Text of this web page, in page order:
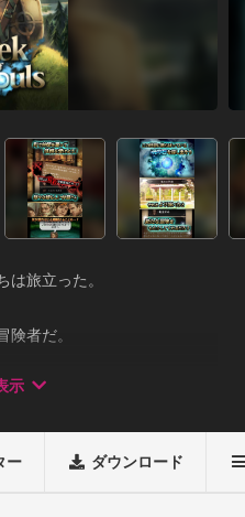
は旅立った。
険者だ。
示
ー ダウンロード